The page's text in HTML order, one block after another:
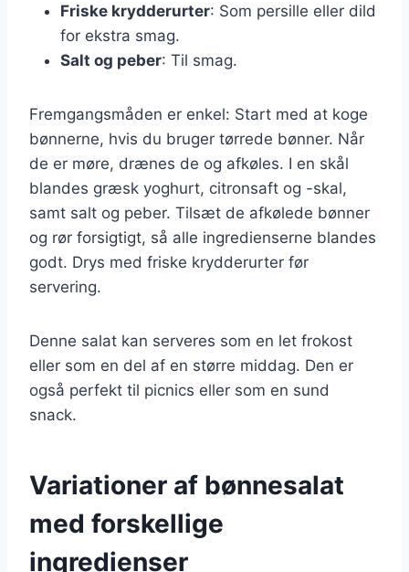
Friske krydderurter: Som persille eller dild
for ekstra smag.
Salt og peber: Til smag.
Fremgangsmåden er enkel: Start med at koge
bønnerne, hvis du bruger tørrede bønner. Når
de er møre, drænes de og afkøles. I en skål
blandes græsk yoghurt, citronsaft og -skal,
samt salt og peber. Tilsæt de afkølede bønner
og rør forsigtigt, så alle ingredienserne blandes
godt. Drys med friske krydderurter før
servering.
Denne salat kan serveres som en let frokost
eller som en del af en større middag. Den er
også perfekt til picnics eller som en sund
snack.
Variationer af bønnesalat
med forskellige
ingredienser